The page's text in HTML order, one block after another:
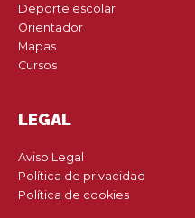
Deporte escolar
Orientador
Mapas
Cursos
LEGAL
Aviso Legal
Política de privacidad
Política de cookies